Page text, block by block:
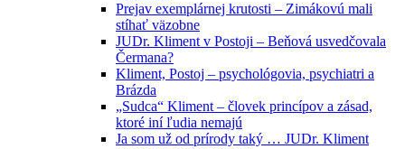
Prejav exemplárnej krutosti – Zimákovú mali
stíhať väzobne
JUDr. Kliment v Postoji – Beňová usvedčovala
Čermana?
Kliment, Postoj – psychológovia, psychiatri a
Brázda
„Sudca“ Kliment – človek princípov a zásad,
ktoré iní ľudia nemajú
Ja som už od prírody taký … JUDr. Kliment